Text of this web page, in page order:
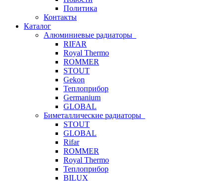
Политика
Контакты
Каталог
Алюминиевые радиаторы
RIFAR
Royal Thermo
ROMMER
STOUT
Gekon
Теплоприбор
Germanium
GLOBAL
Биметаллические радиаторы
STOUT
GLOBAL
Rifar
ROMMER
Royal Thermo
Теплоприбор
BILUX